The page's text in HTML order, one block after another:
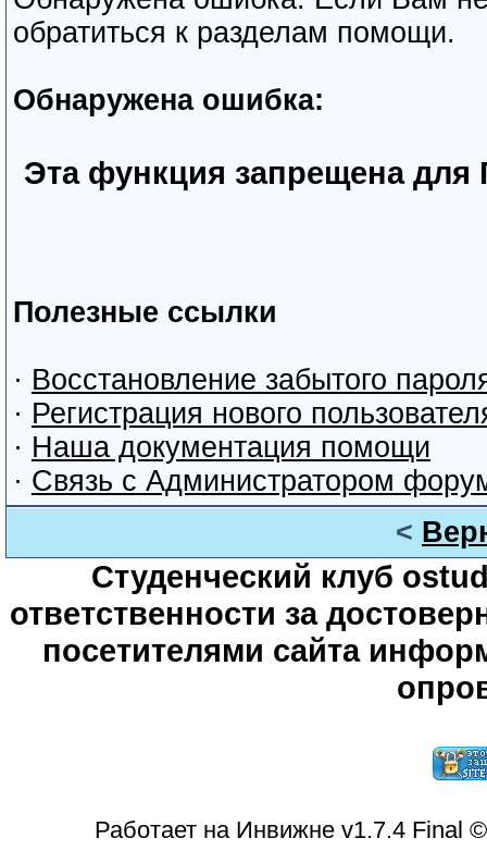
обратиться к разделам помощи.
Обнаружена ошибка:
Эта функция запрещена для
Полезные ссылки
· Восстановление забытого
· Регистрация нового
· Наша документация помощи
· Связь с Администратором
<
Студенческий клуб
ответственности за
посетителями сайта
Работает на Инвижне v1.7.4 Final